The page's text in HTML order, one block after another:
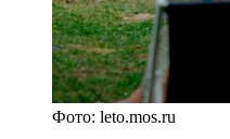
Фото: leto.mos.ru